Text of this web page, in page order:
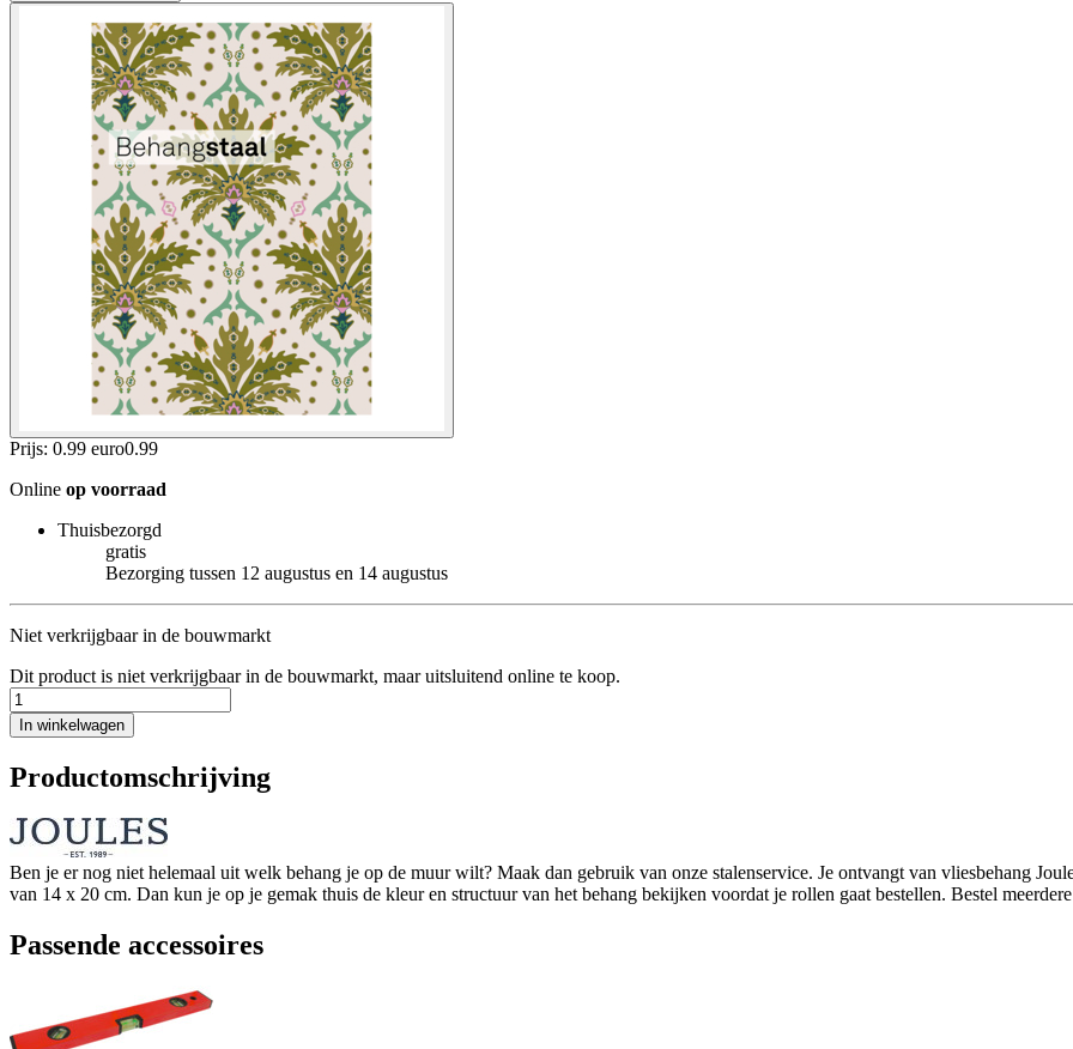
Prijs: 0.99 euro0.99
Online op voorraad
Thuisbezorgd
gratis
Bezorging tussen 12 augustus en 14 augustus
Niet verkrijgbaar in de bouwmarkt
Dit product is niet verkrijgbaar in de bouwmarkt, maar uitsluitend online te koop.
In winkelwagen
Productomschrijving
Ben je er nog niet helemaal uit welk behang je op de muur wilt? Maak dan gebruik van onze stalenservice. Je ontvangt van vliesbehang
van 14 x 20 cm. Dan kun je op je gemak thuis de kleur en structuur van het behang bekijken voordat je rollen gaat bestellen. Bestel
Passende accessoires